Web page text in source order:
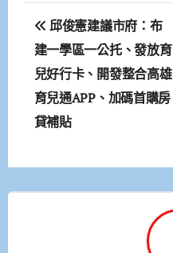
文
章
導
覽
邱俊憲建議市府：布
建一學區一公托、發放育
兒好行卡、開發整合高雄
育兒通APP、加碼首購房
貸補貼